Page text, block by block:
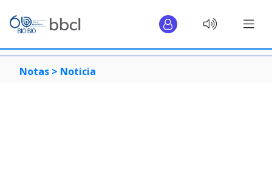
Notas > Noticia